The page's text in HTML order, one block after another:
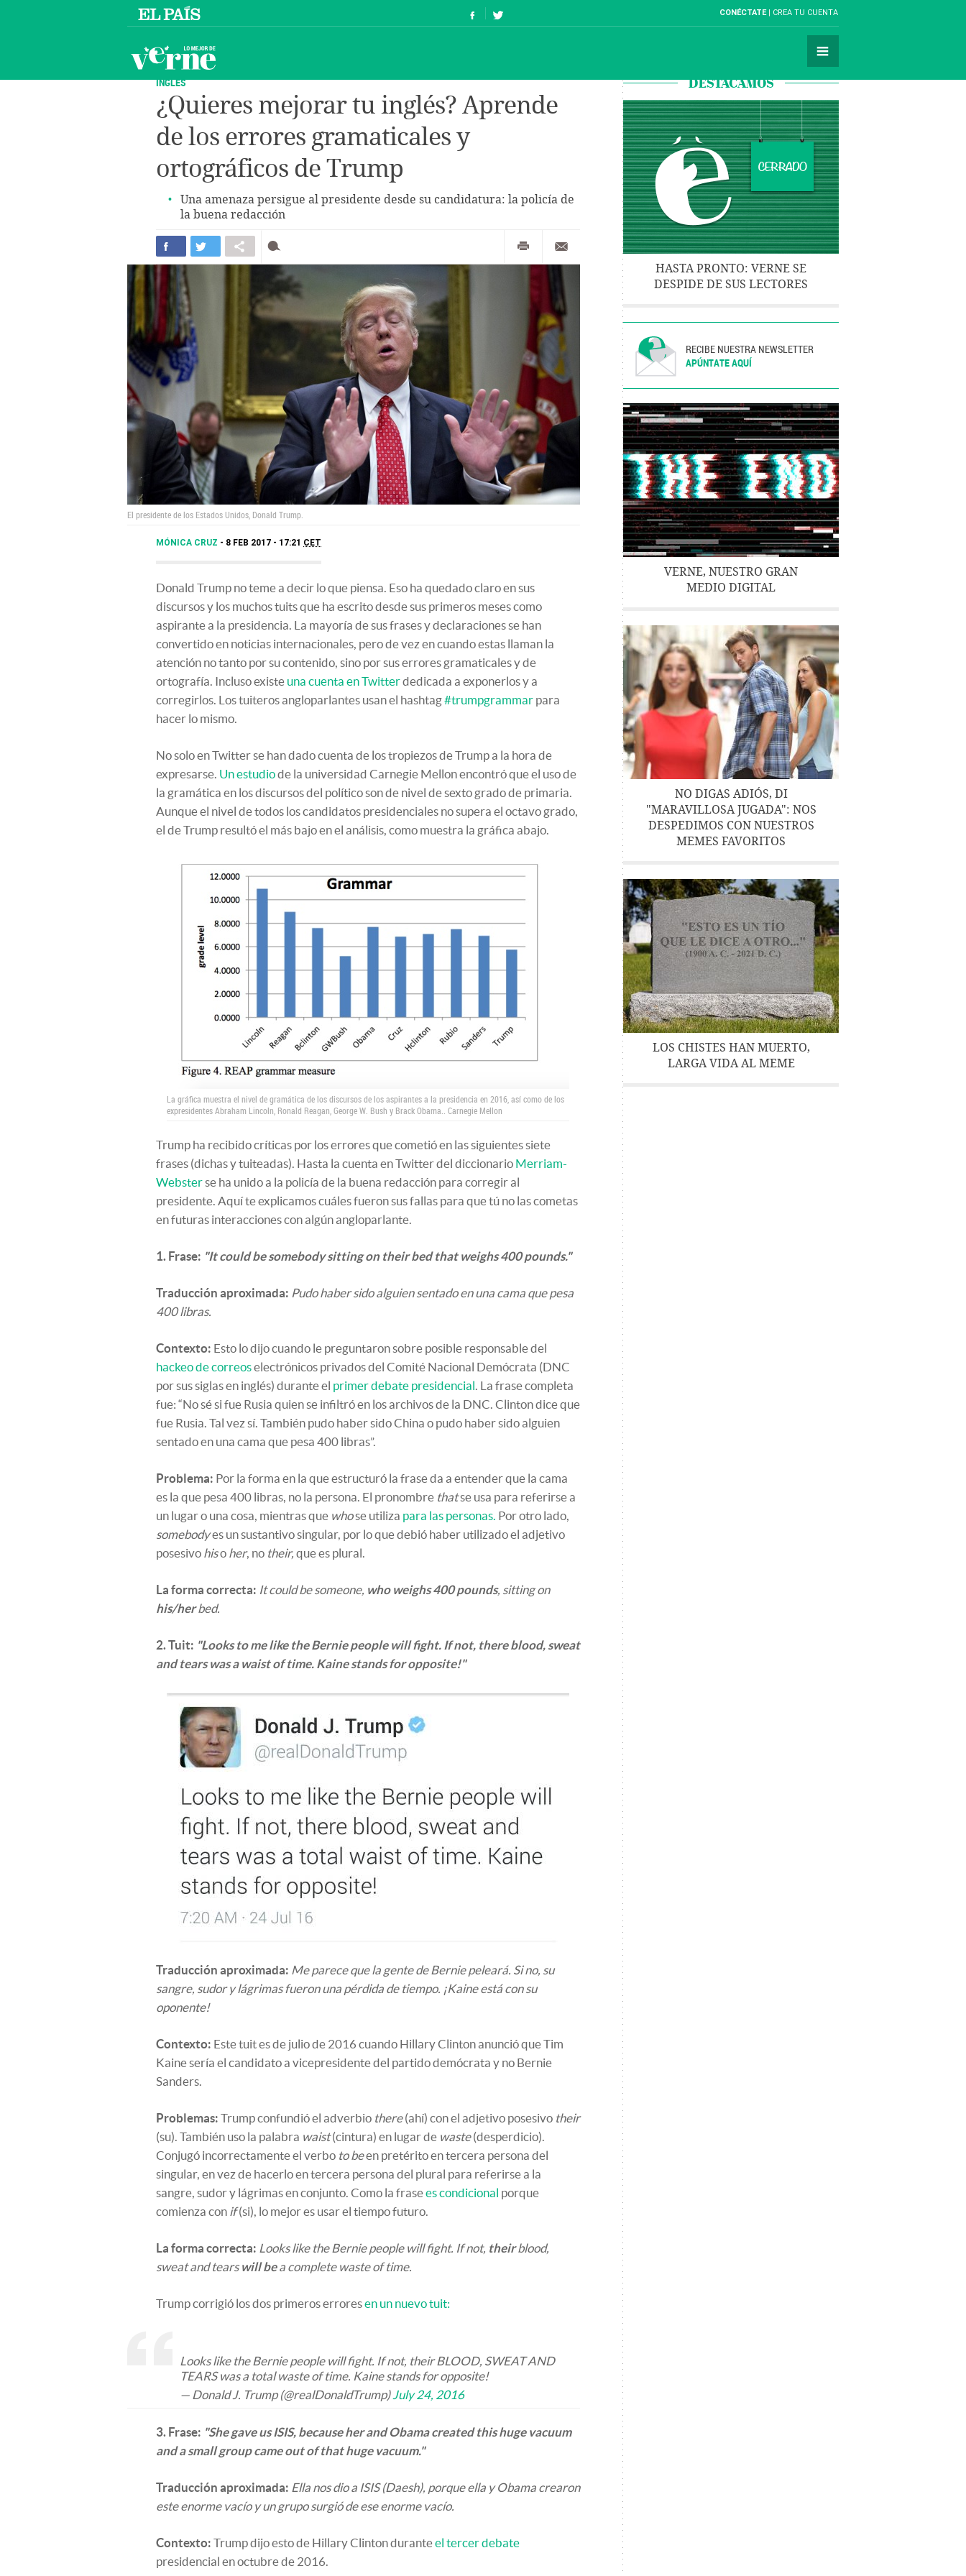
CONÉCTATE CREA TU CUENTA
INGLÉS
¿Quieres mejorar tu inglés? Aprende
de los errores gramaticales y
ortográficos de Trump
Una amenaza persigue al presidente desde su candidatura: la policía de
la buena redacción
El presidente de los Estados Unidos, Donald Trump.
MÓNICA CRUZ 8 FEB 2017 - 17:21 CET
Donald Trump no teme a decir lo que piensa. Eso ha quedado claro en sus
discursos y los muchos tuits que ha escrito desde sus primeros meses como
aspirante a la presidencia. La mayoría de sus frases y declaraciones se han
convertido en noticias internacionales, pero de vez en cuando estas llaman la
atención no tanto por su contenido, sino por sus errores gramaticales y de
ortografía. Incluso existe una cuenta en Twitterdedicada a exponerlos y a
corregirlos. Los tuiteros angloparlantes usan el hashtag#trumpgrammar para
hacer lo mismo.
No solo en Twitter se han dado cuenta de los tropiezos de Trump a la hora de
expresarse. Un estudiode la universidad Carnegie Mellon encontró que el uso de
la gramática en los discursos del político son de nivel de sexto grado de primaria.
Aunque el nivel de todos los candidatos presidenciales no supera el octavo grado,
el de Trump resultó el más bajo en el análisis, como muestra la gráfica abajo.
La gráfica muestra el nivel de gramática de los discursos de los aspirantes a la presidencia en 2016, así como de los
expresidentes Abraham Lincoln, Ronald Reagan, George W. Bush y Brack Obama.. Carnegie Mellon
Trump ha recibido críticas por los errores que cometió en las siguientes siete
frases (dichas y tuiteadas). Hasta la cuenta en Twitter del diccionario Merriam-
Websterse ha unido a la policía de la buena redacción para corregir al
presidente. Aquí te explicamos cuáles fueron sus fallas para que tú no las cometas
en futuras interacciones con algún angloparlante.
1. Frase: "It could be somebody sitting on their bed that weighs 400 pounds."
Traducción aproximada: Pudo haber sido alguien sentado en una cama que pesa
400 libras.
Contexto: Esto lo dijo cuando le preguntaron sobre posible responsable del
hackeo de correoselectrónicos privados del Comité Nacional Demócrata (DNC
por sus siglas en inglés) durante el primer debate presidencial. La frase completa
fue: “No sé si fue Rusia quien se infiltró en los archivos de la DNC. Clinton dice que
fue Rusia. Tal vez sí. También pudo haber sido China o pudo haber sido alguien
sentado en una cama que pesa 400 libras”.
Problema: Por la forma en la que estructuró la frase da a entender que la cama
es la que pesa 400 libras, no la persona. El pronombre thatse usa para referirse a
un lugar o una cosa, mientras que whose utiliza para las personas. Por otro lado,
somebodyes un sustantivo singular, por lo que debió haber utilizado el adjetivo
posesivo hiso her, no their, que es plural.
La forma correcta: It could be someone, who weighs 400 pounds, sitting on
his/herbed.
2. Tuit: "Looks to me like the Bernie people will fight. If not, there blood, sweat
and tears was a waist of time. Kaine stands for opposite!"
Traducción aproximada: Me parece que la gente de Bernie peleará. Si no, su
sangre, sudor y lágrimas fueron una pérdida de tiempo. ¡Kaine está con su
oponente!
Contexto: Este tuit es de julio de 2016 cuando Hillary Clinton anunció que Tim
Kaine sería el candidato a vicepresidente del partido demócrata y no Bernie
Sanders.
Problemas: Trump confundió el adverbio there(ahí) con el adjetivo posesivo their
(su). También uso la palabra waist(cintura) en lugar de waste(desperdicio).
Conjugó incorrectamente el verbo to been pretérito en tercera persona del
singular, en vez de hacerlo en tercera persona del plural para referirse a la
sangre, sudor y lágrimas en conjunto. Como la frasees condicional porque
comienza con if(si), lo mejor es usar el tiempo futuro.
La forma correcta: Looks like the Bernie people will fight. If not, theirblood,
sweat and tearswill bea complete waste of time.
Trump corrigió los dos primeros erroresen un nuevo tuit:
Looks like the Bernie people will fight. If not, their BLOOD, SWEAT AND
TEARS was a total waste of time. Kaine stands for opposite!
— Donald J. Trump (@realDonaldTrump)July 24, 2016
3. Frase: "She gave us ISIS, because her and Obama created this huge vacuum
and a small group came out of that huge vacuum."
Traducción aproximada: Ella nos dio a ISIS (Daesh), porque ella y Obama crearon
este enorme vacío y un grupo surgió de ese enorme vacío.
Contexto: Trump dijo esto de Hillary Clinton duranteel tercer debate
presidencial en octubre de 2016.
DESTACAMOS
HASTA PRONTO: VERNE SE
DESPIDE DE SUS LECTORES
RECIBE NUESTRA NEWSLETTER
APÚNTATE AQUÍ
VERNE, NUESTRO GRAN
MEDIO DIGITAL
NO DIGAS ADIÓS, DI
"MARAVILLOSA JUGADA": NOS
DESPEDIMOS CON NUESTROS
MEMES FAVORITOS
LOS CHISTES HAN MUERTO,
LARGA VIDA AL MEME